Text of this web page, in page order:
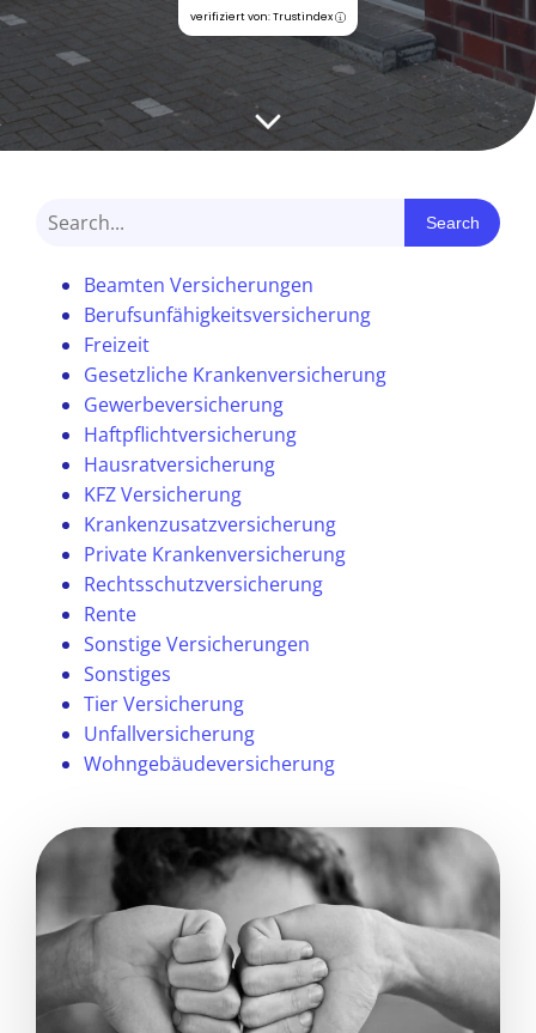
verifiziert von: Trustindex
Search
Beamten Versicherungen
Berufsunfähigkeitsversicherung
Freizeit
Gesetzliche Krankenversicherung
Gewerbeversicherung
Haftpflichtversicherung
Hausratversicherung
KFZ Versicherung
Krankenzusatzversicherung
Private Krankenversicherung
Rechtsschutzversicherung
Rente
Sonstige Versicherungen
Sonstiges
Tier Versicherung
Unfallversicherung
Wohngebäudeversicherung